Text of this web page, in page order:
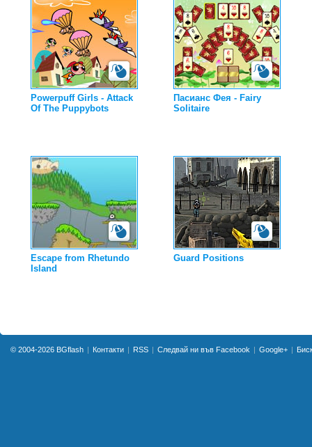
Powerpuff Girls - Attack
Of The Puppybots
Пасианс Фея - Fairy
Solitaire
Escape from Rhetundo
Island
Guard Positions
© 2004-2026 BGflash Контакти RSS Следвай ни във Facebook Google+